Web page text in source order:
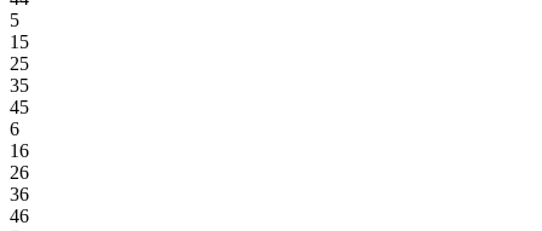
5
15
25
35
45
6
16
26
36
46